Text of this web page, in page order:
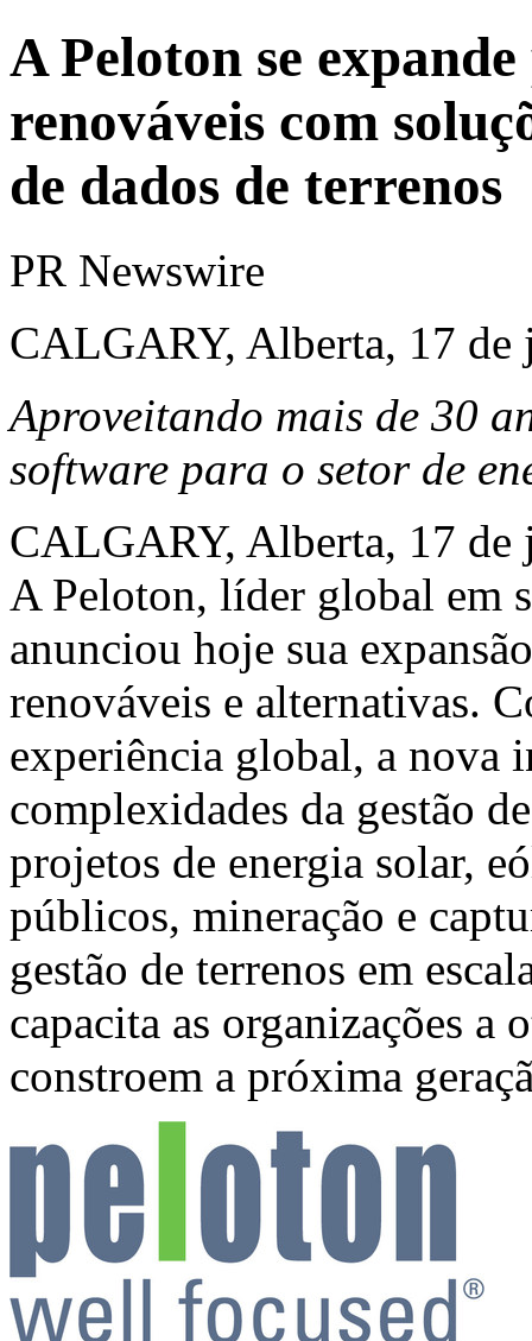
A Peloton se
renováveis com
de dados de terrenos
PR Newswire
CALGARY, Alberta, 17 de
Aproveitando mais de 30
software para o setor de
CALGARY, Alberta, 17 de
A Peloton, líder global em
anunciou hoje sua
renováveis e alternativas.
experiência global, a nova
complexidades da gestão
projetos de energia solar,
públicos, mineração e
gestão de terrenos em
capacita as organizações a
constroem a próxima